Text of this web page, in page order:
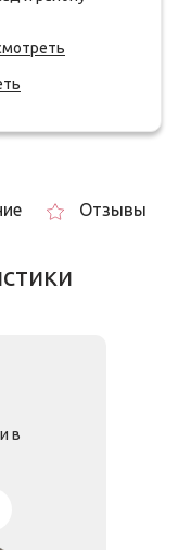
Отзывы
в